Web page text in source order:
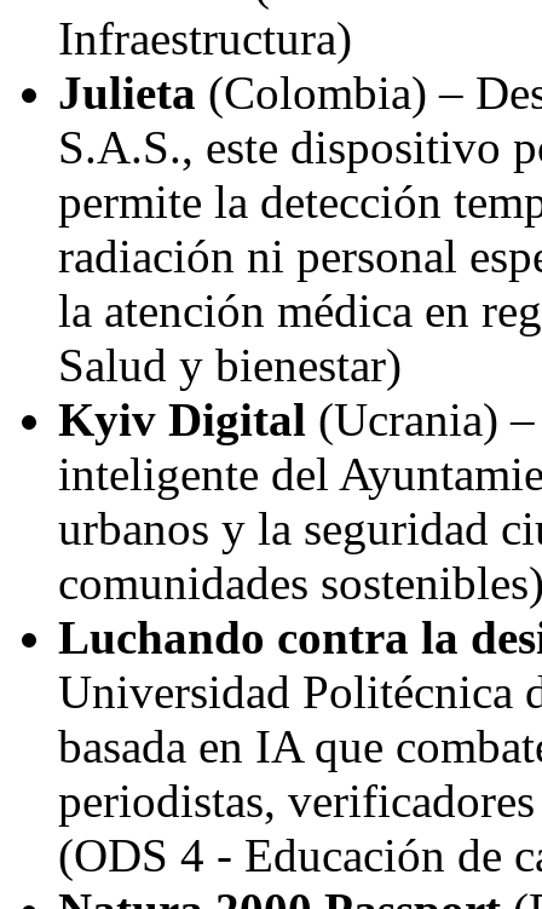
Infraestructura)
Julieta (Colombia) –
S.A.S., este dispositivo
permite la detección
radiación ni personal
la atención médica en
Salud y bienestar)
Kyiv Digital (Ucrania)
inteligente del
urbanos y la seguridad
comunidades
Luchando contra la
Universidad Politécnica
basada en IA que
periodistas,
(ODS 4 - Educación de